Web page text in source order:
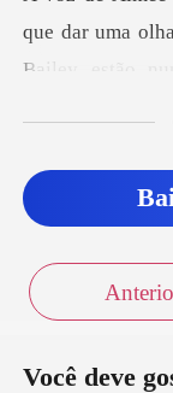
Baixar App
Bailey estão
Você deve